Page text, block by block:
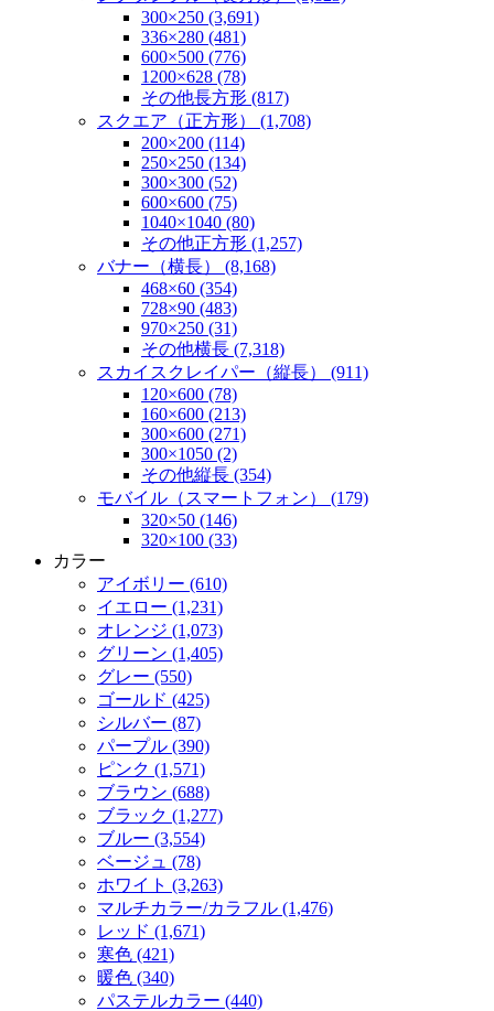
300×250 (3,691)
336×280 (481)
600×500 (776)
1200×628 (78)
その他長方形 (817)
スクエア（正方形） (1,708)
200×200 (114)
250×250 (134)
300×300 (52)
600×600 (75)
1040×1040 (80)
その他正方形 (1,257)
バナー（横長） (8,168)
468×60 (354)
728×90 (483)
970×250 (31)
その他横長 (7,318)
スカイスクレイパー（縦長） (911)
120×600 (78)
160×600 (213)
300×600 (271)
300×1050 (2)
その他縦長 (354)
モバイル（スマートフォン） (179)
320×50 (146)
320×100 (33)
カラー
アイボリー (610)
イエロー (1,231)
オレンジ (1,073)
グリーン (1,405)
グレー (550)
ゴールド (425)
シルバー (87)
パープル (390)
ピンク (1,571)
ブラウン (688)
ブラック (1,277)
ブルー (3,554)
ベージュ (78)
ホワイト (3,263)
マルチカラー/カラフル (1,476)
レッド (1,671)
寒色 (421)
暖色 (340)
パステルカラー (440)